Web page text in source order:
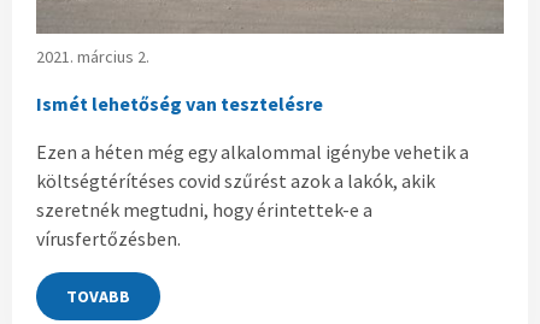
2021. március 2.
Ismét lehetőség van tesztelésre
Ezen a héten még egy alkalommal igénybe vehetik a
költségtérítéses covid szűrést azok a lakók, akik
szeretnék megtudni, hogy érintettek-e a
vírusfertőzésben.
TOVABB